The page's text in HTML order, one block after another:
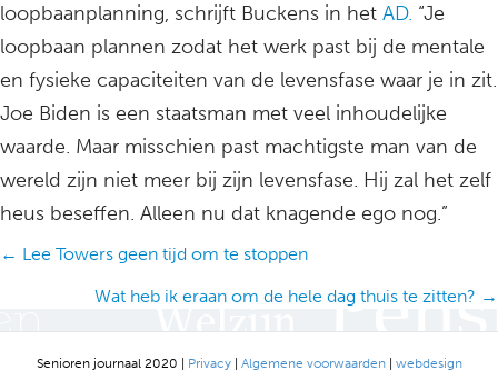
loopbaanplanning, schrijft Buckens in het AD. “Je
loopbaan plannen zodat het werk past bij de mentale
en fysieke capaciteiten van de levensfase waar je in zit.
Joe Biden is een staatsman met veel inhoudelijke
waarde. Maar misschien past machtigste man van de
wereld zijn niet meer bij zijn levensfase. Hij zal het zelf
heus beseffen. Alleen nu dat knagende ego nog.”
Posts
navigation
← Lee Towers geen tijd om te stoppen
Wat heb ik eraan om de hele dag thuis te zitten? →
Senioren journaal 2020 | Privacy| Algemene voorwaarden| webdesign